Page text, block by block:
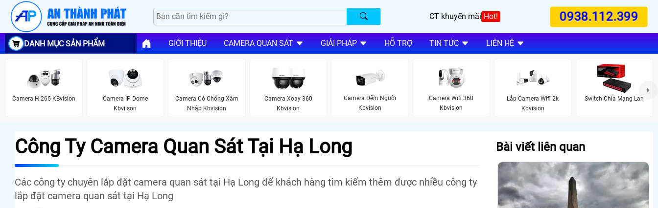
CT khuyến mãi Hot! 0938.112.399
DANH MỤC SẢN PHẨM GIỚI THIỆU CAMERA QUAN SÁT GIẢI PHÁP HỖ TRỢ TIN TỨC LIÊN HỆ
Camera H.265 KBvision
Camera IP Dome
Kbviison
Camera Có Chống Xâm
Nhập Kbvision
Camera Xoay 360
Kbvision
Camera Đếm Người
Kbvision
Camera Wifi 360
Kbvision
Lắp Camera Wifi 2k
Kbvision
Switch Chia Mạng Lan
Công Ty Camera Quan Sát Tại Hạ Long
Các công ty chuyên lắp đặt camera quan sát tại Hạ Long để khách hàng tìm kiếm thêm được nhiều công ty
lắp đặt camera quan sát tại Hạ Long
Bài viết liên quan